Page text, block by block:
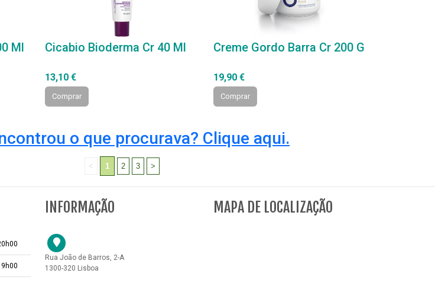
Ml Cicabio Bioderma Cr 40 Ml
13,10 €
Comprar
Creme Gordo Barra Cr 200 G
19,90 €
Comprar
o que procurava? Clique aqui.
< 1 2 3 >
INFORMAÇÃO
Rua João de Barros, 2-A
1300-320 Lisboa
MAPA DE LOCALIZAÇÃO